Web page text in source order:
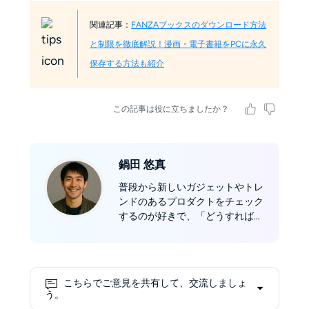
関連記事： FANZAブックスのダウンロード方法
と制限を徹底解説！漫画・電子書籍をPCに永久
保存する方法も紹介
この記事は役に立ちましたか？
鍋田 悠真
普段から新しいガジェットやトレ
ンドのあるプロダクトをチェック
するのが好きで、「どうすれば読
有しながら、読書を通して新しい
こちらでご意見を共有して、交流しましょ
う。